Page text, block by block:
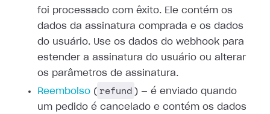
foi processado com êxito. Ele contém os
dados da assinatura comprada e os dados
do usuário. Use os dados do webhook para
estender a assinatura do usuário ou alterar
os parâmetros de assinatura.
Reembolso ( refund ) — é enviado quando
um pedido é cancelado e contém os dados